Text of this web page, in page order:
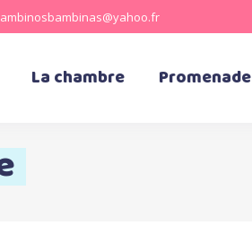
La chambre Promenade